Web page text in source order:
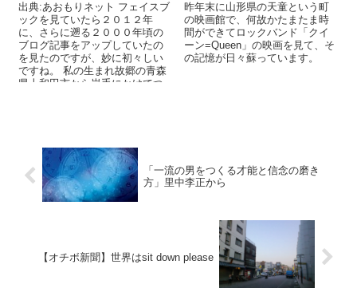
出典:あおもりネット フェイスブ
ックを見ていたら２０１２年
に、さらに遡る２０００年頃の
ブログ記事をアップしていたの
を見たのですが、妙に初々しい
ですね。 私の生まれ故郷の青森
県十和田市から岩手にかけてつ
昨年末に山形県の天童という町
の映画館で、何故かたまたま時
間ができてロックバンド「クイ
ーン=Queen」の映画を見て、そ
の記憶が日々蘇っています。
「一流の男をつくる才能と信念の磨き
方」里中李正から
【オチボ新聞】世界はsit down please